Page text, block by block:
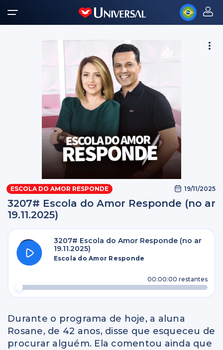
ESCOLA DO AMOR RESPONDE 19/11/2025
3207# Escola do Amor Responde (no ar
19.11.2025)
3207# Escola do Amor Responde (no ar
19.11.2025)
Escola do Amor Responde
00:00:00 restantes
Durante o programa de hoje, a aluna
Rosane, de 42 anos, disse que esqueceu de
procurar alguém. Ela comentou ainda que